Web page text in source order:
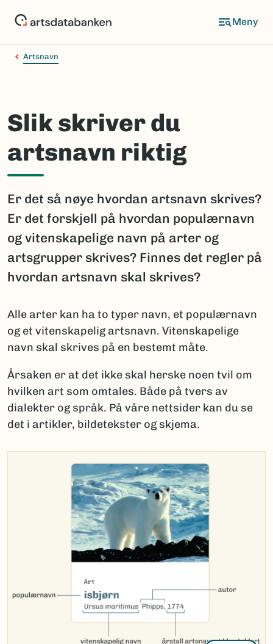
Artsnavn
Slik skriver du
artsnavn riktig
Er det så nøye hvordan artsnavn skrives?
Er det forskjell på hvordan populærnavn
og vitenskapelige navn på arter og
artsgrupper skrives? Finnes det regler på
hvordan artsnavn skal skrives?
Alle arter kan ha to typer navn, et populærnavn
og et vitenskapelig artsnavn. Vitenskapelige
navn skal skrives på en bestemt måte.
Årsaken er at det ikke skal herske noen tvil om
hvilken art som omtales. Både på tvers av
dialekter og språk. På våre nettsider kan du se
det i artikler, bildetekster og skjema.